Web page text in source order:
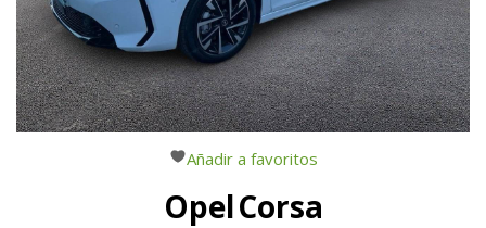
Añadir a favoritos
OpelCorsa